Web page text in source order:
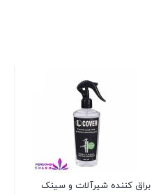
براق کننده شیرآلات و سینک